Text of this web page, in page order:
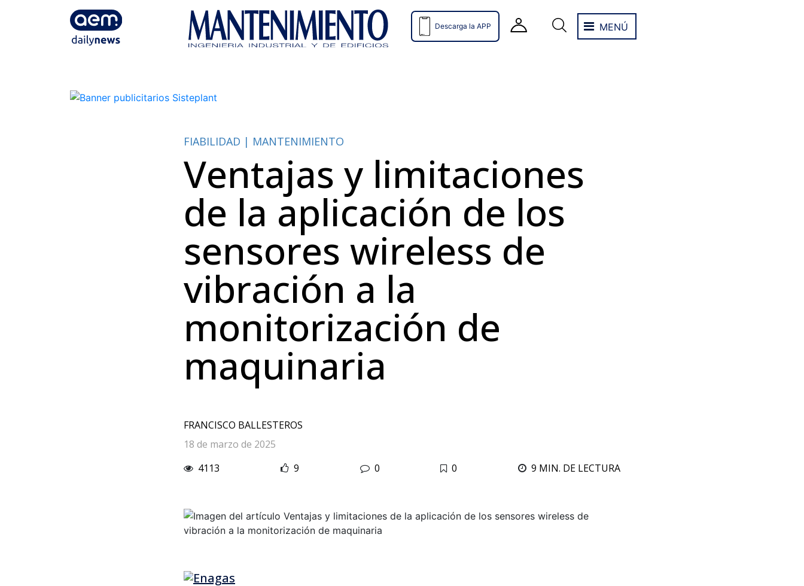
Descarga la APP MENÚ
FIABILIDAD | MANTENIMIENTO
Ventajas y limitaciones
de la aplicación de los
sensores wireless de
vibración a la
monitorización de
maquinaria
FRANCISCO BALLESTEROS
18 de marzo de 2025
4113
9 0 0 9 MIN. DE LECTURA